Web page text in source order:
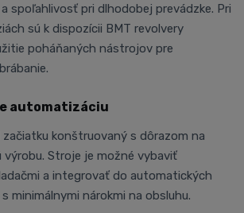
spoľahlivosť pri dlhodobej prevádzke. Pri
sú k dispozícii BMT revolvery
poháňaných nástrojov pre
automatizáciu
konštruovaný s dôrazom na
Stroje je možné vybaviť
a integrovať do automatických
minimálnymi nárokmi na obsluhu.